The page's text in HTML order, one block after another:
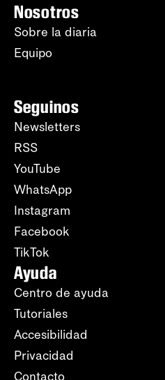
Nosotros
Sobre la diaria
Equipo
Seguinos
Newsletters
RSS
YouTube
WhatsApp
Instagram
Facebook
TikTok
Ayuda
Centro de ayuda
Tutoriales
Accesibilidad
Privacidad
Contacto